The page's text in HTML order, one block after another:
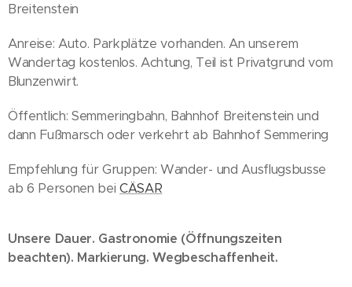
Breitenstein
Anreise: Auto. Parkplätze vorhanden. An unserem
Wandertag kostenlos. Achtung, Teil ist Privatgrund vom
Blunzenwirt.
Öffentlich: Semmeringbahn, Bahnhof Breitenstein und
dann Fußmarsch oder verkehrt ab Bahnhof Semmering
Empfehlung für Gruppen: Wander- und Ausflugsbusse
ab 6 Personen beiCÄSAR
Unsere Dauer. Gastronomie (Öffnungszeiten
beachten). Markierung. Wegbeschaffenheit.